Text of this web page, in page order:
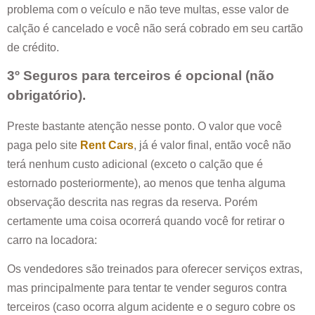
problema com o veículo e não teve multas, esse valor de
calção é cancelado e você não será cobrado em seu cartão
de crédito.
3º Seguros para terceiros é opcional (não
obrigatório).
Preste bastante atenção nesse ponto. O valor que você
paga pelo site Rent Cars, já é valor final, então você não
terá nenhum custo adicional (exceto o calção que é
estornado posteriormente), ao menos que tenha alguma
observação descrita nas regras da reserva. Porém
certamente uma coisa ocorrerá quando você for retirar o
carro na locadora:
Os vendedores são treinados para oferecer serviços extras,
mas principalmente para tentar te vender seguros contra
terceiros (caso ocorra algum acidente e o seguro cobre os